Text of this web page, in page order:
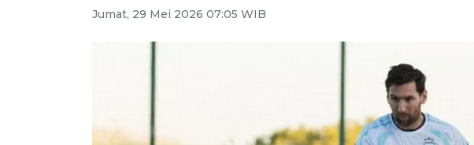
Jumat, 29 Mei 2026 07:05 WIB